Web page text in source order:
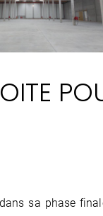
sa phase